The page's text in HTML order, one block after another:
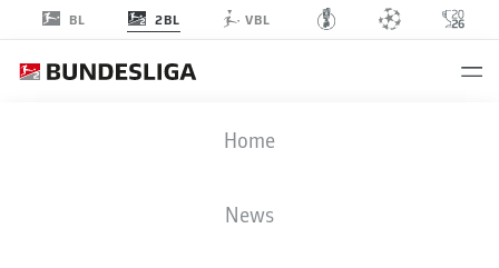
BL 2BL VBL
Home
News
FCE